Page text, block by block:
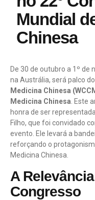
Mundial
Chinesa
De 30 de outubro a 1º de
na Austrália, será palco do
Medicina Chinesa
Medicina Chinesa . Este
honra de ser
Filho, que foi convidado
evento. Ele levará a
reforçando o
Medicina Chinesa.
A
Congresso